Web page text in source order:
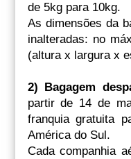
de 5kg para 10kg.
As dimensões da
inalteradas: no
(altura x largura x
2) Bagagem
partir de 14 de
franquia gratuita
América do Sul.
Cada companhia